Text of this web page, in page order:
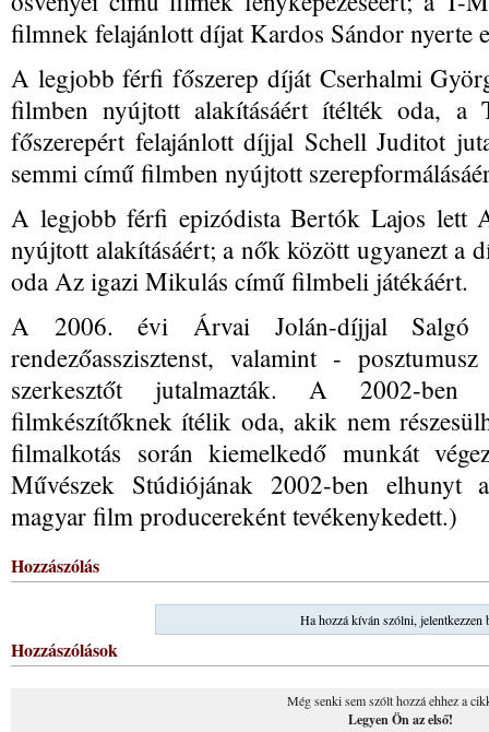
filmnek felajánlott díjat Kardos Sándor nyerte
A legjobb férfi főszerep díját Cserhalmi
filmben nyújtott alakításáért ítélték oda,
főszerepért felajánlott díjjal Schell Juditot
semmi című filmben nyújtott
A legjobb férfi epizódista Bertók Lajos lett
nyújtott alakításáért; a nők között ugyanezt a
oda Az igazi Mikulás című filmbeli játékáért.
A 2006. évi Árvai Jolán-díjjal Salgó
rendezőasszisztenst, valamint -
szerkesztőt jutalmazták. A 2002-ben
filmkészítőknek ítélik oda, akik nem
filmalkotás során kiemelkedő munkát
Művészek Stúdiójának 2002-ben elhunyt
magyar film producereként tevékenykedett.)
Hozzászólás
Ha hozzá kíván szólni, jelentkezzen
Hozzászólások
Még senki sem szólt hozzá ehhez a
Legyen Ön az első!